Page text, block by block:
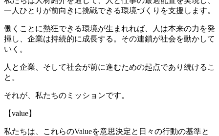
一人ひとりが前向きに挑戦できる環境づくりを支援します。
働くことに熱狂できる環境が生まれれば、人は本来の力を発
揮し、企業は持続的に成長する。その連鎖が社会を動かして
いく。
人と企業、そして社会が前に進むための起点であり続けるこ
と。
それが、私たちのミッションです。
【value】
私たちは、これらのValueを意思決定と日々の行動の基準と